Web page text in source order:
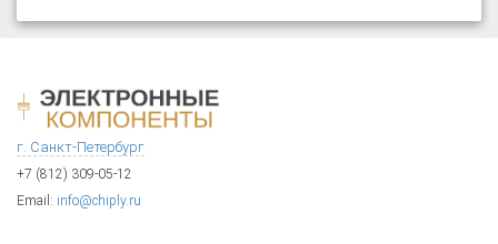
г. Санкт-Петербург
+7 (812) 309-05-12
Email: info@chiply.ru